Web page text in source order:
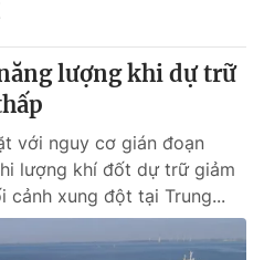
lượng khi dự trữ
với nguy cơ gián đoạn
lượng khí đốt dự trữ giảm
xung đột tại Trung...